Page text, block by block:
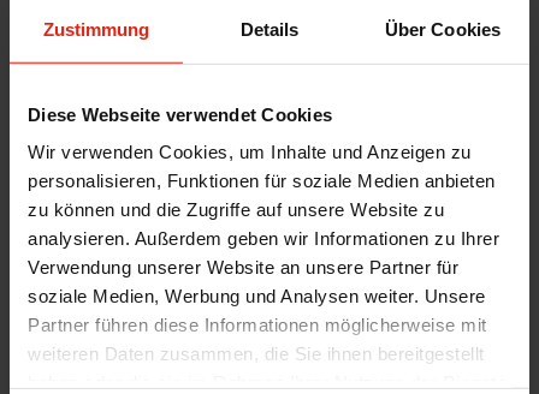
Zustimmung Details Über Cookies
Diese Webseite verwendet Cookies
Wir verwenden Cookies, um Inhalte und Anzeigen zu
personalisieren, Funktionen für soziale Medien anbieten
zu können und die Zugriffe auf unsere Website zu
analysieren. Außerdem geben wir Informationen zu Ihrer
Verwendung unserer Website an unsere Partner für
soziale Medien, Werbung und Analysen weiter. Unsere
Partner führen diese Informationen möglicherweise mit
weiteren Daten zusammen, die Sie ihnen bereitgestellt